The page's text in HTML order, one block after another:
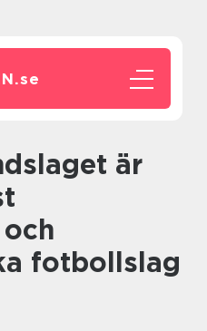
se
fotbollslag